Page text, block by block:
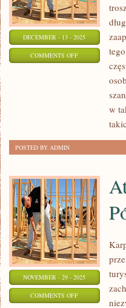
DECEMBER - 13 - 2025
COMMENTS OFFON
OCZYSZCZARKA
w
POSTED BY ADMIN
NOVEMBER - 29 - 2025
COMMENTS OFFON